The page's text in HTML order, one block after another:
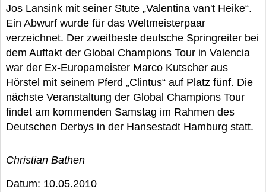
Jos Lansink mit seiner Stute „Valentina van't Heike“.
Ein Abwurf wurde für das Weltmeisterpaar
verzeichnet. Der zweitbeste deutsche Springreiter bei
dem Auftakt der Global Champions Tour in Valencia
war der Ex-Europameister Marco Kutscher aus
Hörstel mit seinem Pferd „Clintus“ auf Platz fünf. Die
nächste Veranstaltung der Global Champions Tour
findet am kommenden Samstag im Rahmen des
Deutschen Derbys in der Hansestadt Hamburg statt.
Christian Bathen
Datum: 10.05.2010